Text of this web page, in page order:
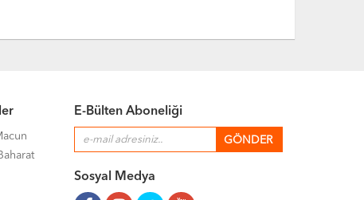
E-Bülten Aboneliği
Sosyal Medya